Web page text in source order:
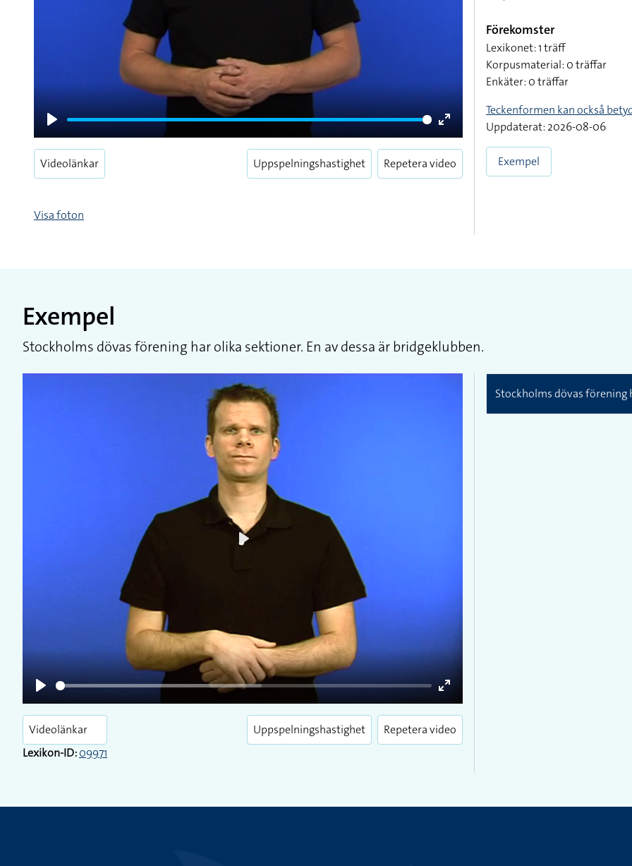
Play
Enter
fullscreen
Videolänkar Uppspelningshastighet Repetera video
Visa foton
Förekomster
Lexikonet: 1 träff
Korpusmaterial: 0 träffar
Enkäter: 0 träffar
Teckenformen kan också
Uppdaterat: 2026-08-06
Exempel
Exempel
Stockholms dövas förening har olika sektioner. En av dessa är bridgeklubben.
Play
Enter
fullscreen
Videolänkar
Lexikon-ID:09971
Uppspelningshastighet Repetera video
Stockholms dövas förening